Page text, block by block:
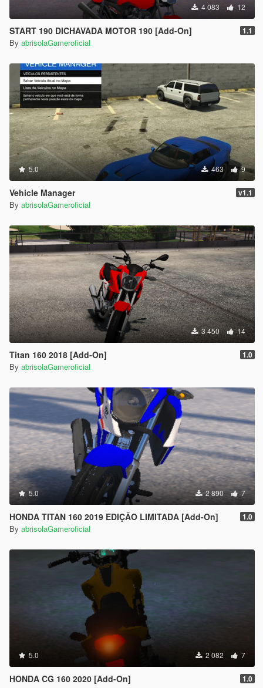
4 083 12
START 190 DICHAVADA MOTOR 190 [Add-On] 1.1
By abrisolaGameroficial
5.0 463 9
Vehicle Manager v1.1
By abrisolaGameroficial
3 450 14
Titan 160 2018 [Add-On] 1.0
By abrisolaGameroficial
5.0 2 890 7
HONDA TITAN 160 2019 EDIÇÃO LIMITADA [Add-On] 1.0
By abrisolaGameroficial
5.0 2 082 7
HONDA CG 160 2020 [Add-On] 1.0